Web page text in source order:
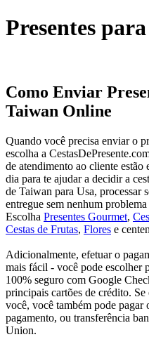
Presentes
Como Enviar
Taiwan Online
Quando você precisa enviar o
escolha a
de atendimento ao cliente
dia para te ajudar a decidir a
de Taiwan para Usa, processar
entregue sem nenhum
Escolha Presentes Gourmet,
Cestas de Frutas, Flores e
Adicionalmente, efetuar o
mais fácil - você pode escolher
100% seguro com Google
principais cartões de crédito. Se
você, você também pode
pagamento, ou transferência
Union.